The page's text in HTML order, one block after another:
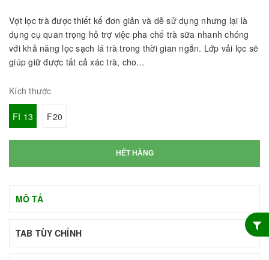
Vợt lọc trà được thiết kế đơn giản và dễ sử dụng nhưng lại là
dụng cụ quan trọng hỗ trợ việc pha chế trà sữa nhanh chóng
với khả năng lọc sạch lá trà trong thời gian ngắn. Lớp vải lọc sẽ
giúp giữ được tất cả xác trà, cho...
Kích thước
FI 13 F20
HẾT HÀNG
MÔ TẢ
TAB TÙY CHỈNH